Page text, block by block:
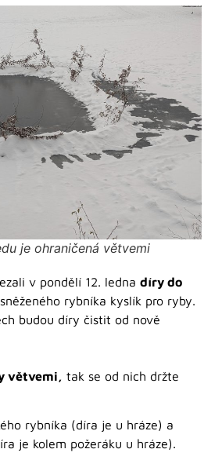
je ohraničená větvemi
v pondělí 12. ledna díry do
rybníka kyslík pro ryby.
budou díry čistit od nově
větvemi, tak se od nich držte
rybníka (díra je u hráze) a
je kolem požeráku u hráze).